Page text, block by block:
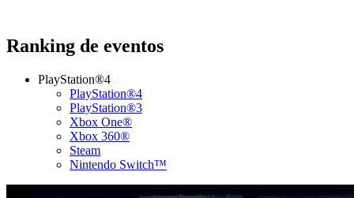
Ranking de eventos
PlayStation®4
PlayStation®4
PlayStation®3
Xbox One®
Xbox 360®
Steam
Nintendo Switch™